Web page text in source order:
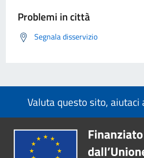
Problemi in città
Segnala disservizio
Valuta questo sito, aiutaci